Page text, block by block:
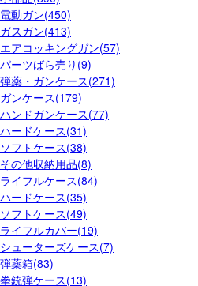
電動ガン(450)
ガスガン(413)
エアコッキングガン(57)
パーツばら売り(9)
弾薬・ガンケース(271)
ガンケース(179)
ハンドガンケース(77)
ハードケース(31)
ソフトケース(38)
その他収納用品(8)
ライフルケース(84)
ハードケース(35)
ソフトケース(49)
ライフルカバー(19)
シューターズケース(7)
弾薬箱(83)
拳銃弾ケース(13)